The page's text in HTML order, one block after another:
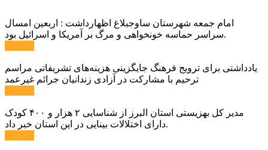
امام جمعه شهرستان ساوجبلاغ اظهارداشت : اربعین امسال
سراسر حماسه خونخواهی و مرگ بر آمریکا و اسرائیل بود.
یادداشتی برای ترویج فرهنگ جایگزینی هزینه‌های تشریفاتی مراسم
ترحیم با مشارکت در آزادی زندانیان جرائم غیرعمد
مدیر کل بهزیستی استان البرز از شناسایی ۲ هزار و ۴۰۰ کودک
دارای اختلالات بینایی در این استان خبر داد.